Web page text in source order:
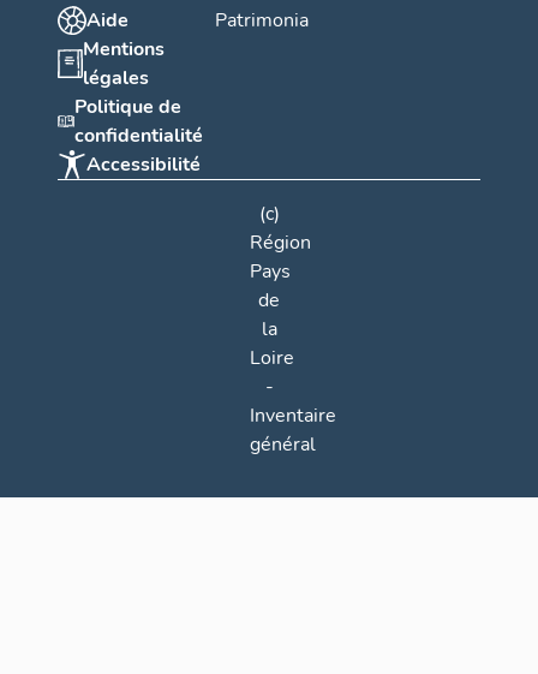
Aide
Mentions
légales
Politique de
confidentialité
Accessibilité
Patrimonia
(c)
Région
Pays
de
la
Loire
-
Inventaire
général